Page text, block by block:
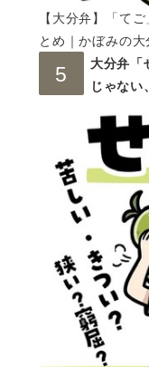
【大分弁】「て
とめ｜かぼみの
大分弁「
じゃな